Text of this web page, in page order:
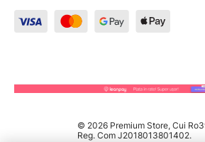
© 2026 Premium Store, Cui
Reg. Com J2018013801402.